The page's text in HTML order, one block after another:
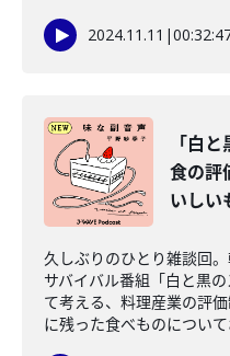
2024.11.11 |
「白
食の評
いしい
久しぶりのひとり雑談回
サバイバル番組「白と黒
て考える、料理産業の評
に残った食べものについ